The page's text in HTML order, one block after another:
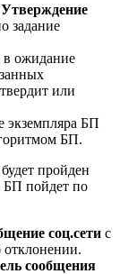
Утверждение
задание
в ожидание
или
экземпляра БП
БП.
пройден
БП пойдет по
соц.сети с
отклонении.
сообщения